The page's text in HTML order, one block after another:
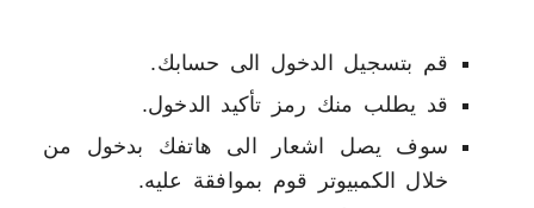
قم بتسجيل الدخول الى حسابك.
قد يطلب منك رمز تأكيد الدخول.
سوف يصل اشعار الى هاتفك بدخول من
خلال الكمبيوتر قوم بموافقة عليه.